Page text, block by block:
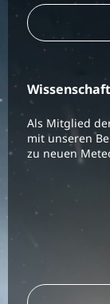
Als Mitglied
mit unseren
zu neuen